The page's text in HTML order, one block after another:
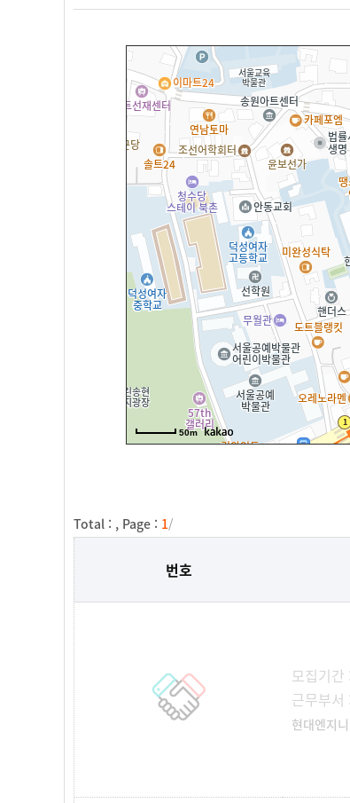
50m
Total : , Page : 1/
번호
모집기간 :
근무부서 :
현대엔지